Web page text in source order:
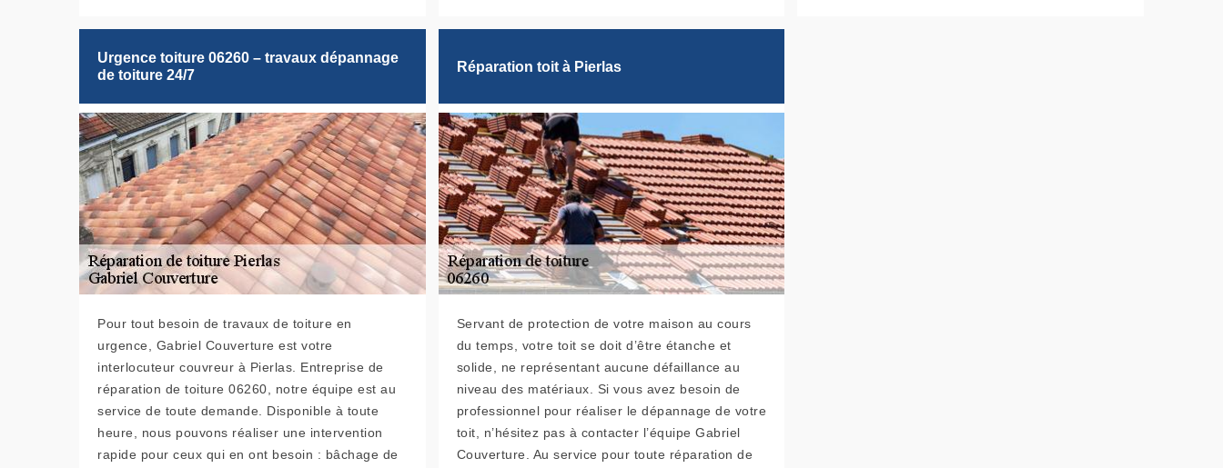
Urgence toiture 06260 – travaux dépannage
de toiture 24/7
Pour tout besoin de travaux de toiture en
urgence, Gabriel Couverture est votre
interlocuteur couvreur à Pierlas. Entreprise de
réparation de toiture 06260, notre équipe est au
service de toute demande. Disponible à toute
heure, nous pouvons réaliser une intervention
rapide pour ceux qui en ont besoin : bâchage de
Réparation toit à Pierlas
Servant de protection de votre maison au cours
du temps, votre toit se doit d’être étanche et
solide, ne représentant aucune défaillance au
niveau des matériaux. Si vous avez besoin de
professionnel pour réaliser le dépannage de votre
toit, n’hésitez pas à contacter l’équipe Gabriel
Couverture. Au service pour toute réparation de